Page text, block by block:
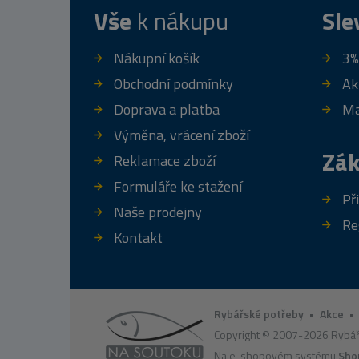
Vše k nákupu
Nákupní košík
Obchodní podmínky
Doprava a platba
Výměna, vrácení zboží
Reklamace zboží
Formuláře ke stažení
Naše prodejny
Kontakt
Rybářské potřeby • Akce •
Copyright © 2007-2026
Na e-shopovém systému